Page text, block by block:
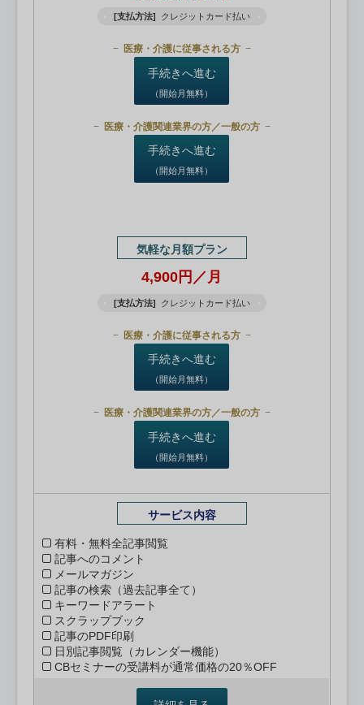
[支払方法] クレジットカード払い
医療・介護に従事される方
手続きへ進む
（開始月無料）
医療・介護関連業界の方／一般の方
手続きへ進む
（開始月無料）
気軽な月額プラン
4,900円／月
[支払方法] クレジットカード払い
医療・介護に従事される方
手続きへ進む
（開始月無料）
医療・介護関連業界の方／一般の方
手続きへ進む
（開始月無料）
サービス内容
有料・無料全記事閲覧
記事へのコメント
メールマガジン
記事の検索（過去記事全て）
キーワードアラート
スクラップブック
記事のPDF印刷
日別記事閲覧（カレンダー機能）
CBセミナーの受講料が通常価格の20％OFF